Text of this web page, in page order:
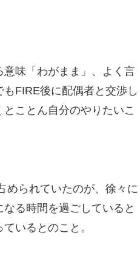
味「わがまま」、よく言
FIRE後に配偶者と交渉し
ことん自分のやりたいこ
られていたのが、徐々に
る時間を過ごしていると
いるとのこと。